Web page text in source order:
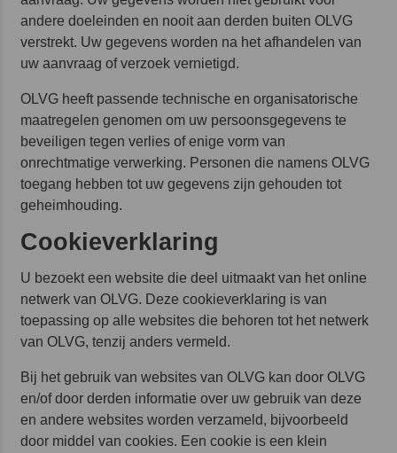
andere doeleinden en nooit aan derden buiten OLVG
verstrekt. Uw gegevens worden na het afhandelen van
uw aanvraag of verzoek vernietigd.
OLVG heeft passende technische en organisatorische
maatregelen genomen om uw persoonsgegevens te
beveiligen tegen verlies of enige vorm van
onrechtmatige verwerking. Personen die namens OLVG
toegang hebben tot uw gegevens zijn gehouden tot
geheimhouding.
Cookieverklaring
U bezoekt een website die deel uitmaakt van het online
netwerk van OLVG. Deze cookieverklaring is van
toepassing op alle websites die behoren tot het netwerk
van OLVG, tenzij anders vermeld.
Bij het gebruik van websites van OLVG kan door OLVG
en/of door derden informatie over uw gebruik van deze
en andere websites worden verzameld, bijvoorbeeld
door middel van cookies. Een cookie is een klein